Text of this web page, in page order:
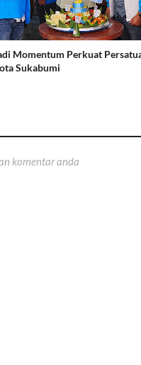
Momentum Perkuat
Sukabumi
komentar anda